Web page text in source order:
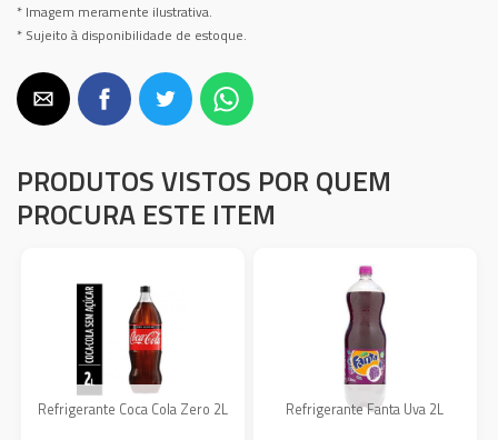
* Imagem meramente ilustrativa.
* Sujeito à disponibilidade de estoque.
PRODUTOS VISTOS POR QUEM
PROCURA ESTE ITEM
Refrigerante Coca Cola Zero 2L Refrigerante Fanta Uva 2L